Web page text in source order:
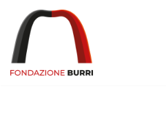
Vai
al
contenuto